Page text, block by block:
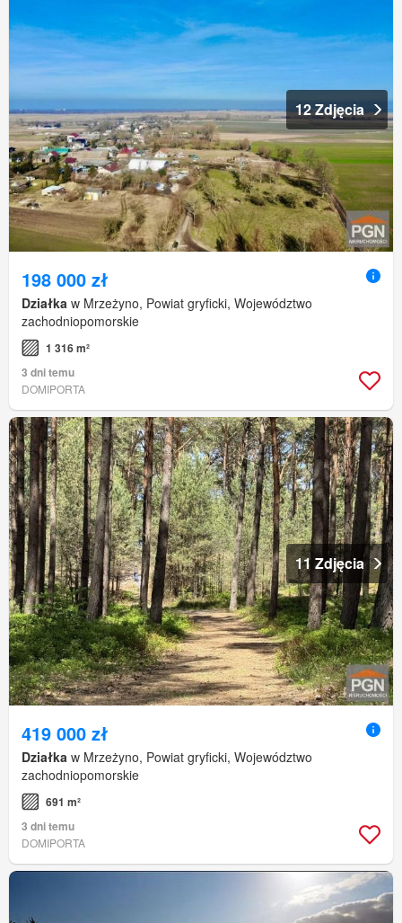
12 Zdjęcia
198 000 zł
Działka w Mrzeżyno, Powiat gryficki, Województwo
zachodniopomorskie
1 316 m²
3 dni temu
DOMIPORTA
11 Zdjęcia
419 000 zł
Działka w Mrzeżyno, Powiat gryficki, Województwo
zachodniopomorskie
691 m²
3 dni temu
DOMIPORTA